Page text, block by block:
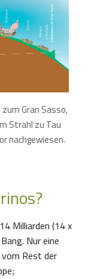
zum Gran Sasso,
Strahl zu Tau
nachgewiesen.
Milliarden (14 x
Nur eine
Rest der